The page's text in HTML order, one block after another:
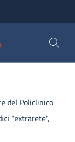
del Policlinico
"extrarete",